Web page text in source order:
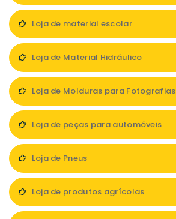
Loja de material escolar
Loja de Material Hidráulico
Loja de Molduras para Fotografias
Loja de peças para automóveis
Loja de Pneus
Loja de produtos agrícolas